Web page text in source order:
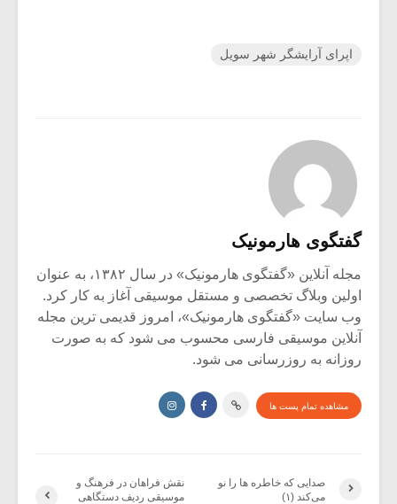
اپرای آرایشگر شهر سویل
گفتگوی هارمونیک
مجله آنلاین «گفتگوی هارمونیک» در سال ۱۳۸۲، به عنوان
اولین وبلاگ تخصصی و مستقل موسیقی آغاز به کار کرد.
وب سایت «گفتگوی هارمونیک»، امروز قدیمی ترین مجله
آنلاین موسیقی فارسی محسوب می شود که به صورت
روزانه به روزرسانی می شود.
مشاهده تمام پست ها
نقش فراهان در فرهنگ و
موسیقی ردیف دستگاهی
صدایی که خاطره ها را نو
می‌کند (۱)